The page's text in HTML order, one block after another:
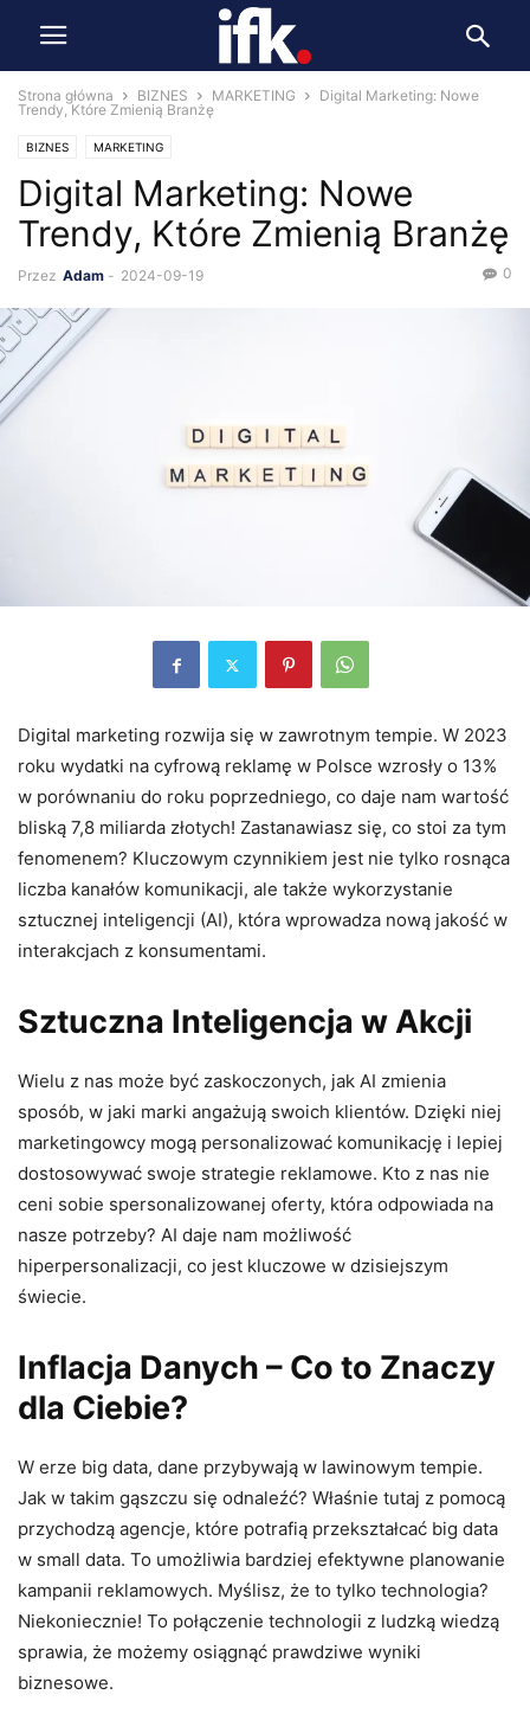
Strona główna BIZNES MARKETING
Digital Marketing: Nowe
Trendy, Które Zmienią Branżę
BIZNES MARKETING
Digital Marketing: Nowe
Trendy, Które Zmienią Branżę
Przez Adam - 2024-09-19 0
Digital marketing rozwija się w zawrotnym tempie. W 2023
roku wydatki na cyfrową reklamę w Polsce wzrosły o 13%
w porównaniu do roku poprzedniego, co daje nam wartość
bliską 7,8 miliarda złotych! Zastanawiasz się, co stoi za tym
fenomenem? Kluczowym czynnikiem jest nie tylko rosnąca
liczba kanałów komunikacji, ale także wykorzystanie
sztucznej inteligencji (AI), która wprowadza nową jakość w
interakcjach z konsumentami.
Sztuczna Inteligencja w Akcji
Wielu z nas może być zaskoczonych, jak AI zmienia
sposób, w jaki marki angażują swoich klientów. Dzięki niej
marketingowcy mogą personalizować komunikację i lepiej
dostosowywać swoje strategie reklamowe. Kto z nas nie
ceni sobie spersonalizowanej oferty, która odpowiada na
nasze potrzeby? AI daje nam możliwość
hiperpersonalizacji, co jest kluczowe w dzisiejszym
świecie.
Inflacja Danych – Co to Znaczy
dla Ciebie?
W erze big data, dane przybywają w lawinowym tempie.
Jak w takim gąszczu się odnaleźć? Właśnie tutaj z pomocą
przychodzą agencje, które potrafią przekształcać big data
w small data. To umożliwia bardziej efektywne planowanie
kampanii reklamowych. Myślisz, że to tylko technologia?
Niekoniecznie! To połączenie technologii z ludzką wiedzą
sprawia, że możemy osiągnąć prawdziwe wyniki
biznesowe.